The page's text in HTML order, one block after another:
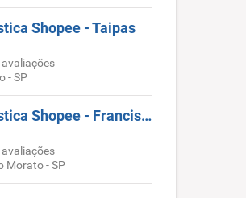
Shopee - Taipas
avaliações
- SP
Auxiliar De Logística Shopee - Francisco Morato
avaliações
Morato - SP